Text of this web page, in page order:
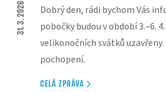
31. 3. 2026
Dobrý den, rádi bychom Vás
pobočky budou v období 3.–6.
velikonočních svátků uzavřeny.
pochopení.
CELÁ ZPRÁVA